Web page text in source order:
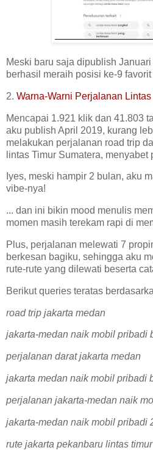
Meski baru saja dipublish
berhasil meraih posisi ke-9
2. Warna-Warni Perjalanan
Mencapai 1.921 klik dan 41.803
aku publish April 2019, kurang
melakukan perjalanan road trip
lintas Timur Sumatera, menyabet
Iyes, meski hampir 2 bulan, aku
vibe-nya!
... dan ini bikin mood menulis
momen masih terekam rapi di
Plus, perjalanan melewati 7
berkesan bagiku, sehingga aku
rute-rute yang dilewati beserta
Berikut queries teratas
road trip jakarta medan
jakarta-medan naik mobil pribadi
perjalanan darat jakarta medan
jakarta medan naik mobil pribadi
perjalanan jakarta-medan naik
jakarta-medan naik mobil pribadi
rute jakarta pekanbaru lintas timur